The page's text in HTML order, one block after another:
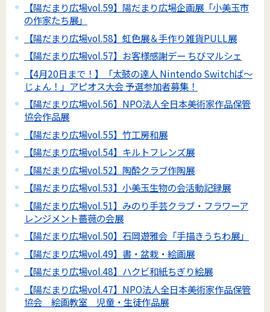
【陽だまり広場vol.59】陽だまり広場企画展「小美玉市
の作家たち展」
【陽だまり広場vol.58】虹色展＆手作り雑貨PULL展
【陽だまり広場vol.57】お客様感謝デー ちびマルシェ
【4月20日まで！】「太鼓の達人 Nintendo Switchば～
じょん！」アピオス大会 予選参加者募集！
【陽だまり広場vol.56】NPO法人全日本美術家作品保管
協会作品展
【陽だまり広場vol.55】竹工房和展
【陽だまり広場vol.54】キルトフレンズ展
【陽だまり広場vol.52】陶酔クラブ作陶展
【陽だまり広場vol.53】小美玉生物の会活動記録展
【陽だまり広場vol.51】みのり手芸クラブ・フラワーア
レンジメント薔薇の会展
【陽だまり広場vol.50】石岡遊雅会「手描きうちわ展」
【陽だまり広場vol.49】書・盆栽・絵画展
【陽だまり広場vol.48】ハクビ和紙ちぎり絵展
【陽だまり広場vol.47】NPO法人全日本美術家作品保管
協会 絵画教室 児童・生徒作品展